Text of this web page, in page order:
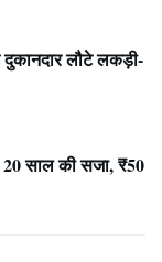
लौटे लकड़ी-
20 साल की सजा, ₹50